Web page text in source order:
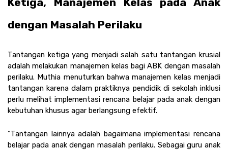
dengan Masalah Perilaku
Tantangan ketiga yang menjadi salah satu tantangan krusial
adalah melakukan manajemen kelas bagi ABK dengan masalah
perilaku. Muthia menuturkan bahwa manajemen kelas menjadi
tantangan karena dalam praktiknya pendidik di sekolah inklusi
perlu melihat implementasi rencana belajar pada anak dengan
kebutuhan khusus agar berlangsung efektif.
“Tantangan lainnya adalah bagaimana implementasi rencana
belajar pada anak dengan masalah perilaku. Sebagai guru anak